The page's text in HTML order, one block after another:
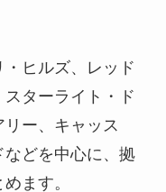
ヒルズ、レッド
ターライト・ド
ー、キャッス
どを中心に、拠
ます。